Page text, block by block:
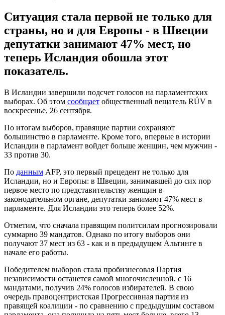
Ситуация стала первой не только для
страны, но и для Европы - в Швеции
депутатки занимают 47% мест, но
теперь Исландия обошла этот
показатель.
В Исландии завершили подсчет голосов на парламентских
выборах. Об этом сообщает общественный вещатель RÚV в
воскресенье, 26 сентября.
По итогам выборов, правящие партии сохраняют
большинство в парламенте. Кроме того, впервые в истории
Исландии в парламент войдет больше женщин, чем мужчин -
33 против 30.
По данным AFP, это первый прецедент не только для
Исландии, но и Европы: в Швеции, занимавшей до сих пор
первое место по представительству женщин в
законодательном органе, депутатки занимают 47% мест в
парламенте. Для Исландии это теперь более 52%.
Отметим, что сначала правящим политсилам прогнозировали
суммарно 39 мандатов. Однако по итогу выборов они
получают 37 мест из 63 - как и в предыдущем Альтинге в
начале его работы.
Победителем выборов стала пробизнесовая Партия
независимости останется самой многочисленной, с 16
мандатами, получив 24% голосов избирателей. В свою
очередь правоцентристская Прогрессивная партия из
правящей коалиции - по сравнению с предыдущим составом